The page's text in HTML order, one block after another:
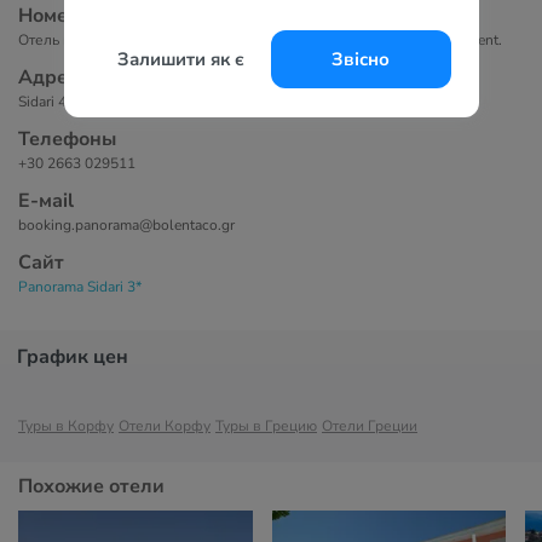
Залишити як є Звісно
Номера
Отель предлагает 180 комфортабельных номеров: Studio и Apartment.
Адрес
Sidari 49081, Corfu, Greece
Телефоны
+30 2663 029511
Е-маil
booking.panorama@bolentaco.gr
Сайт
Panorama Sidari 3*
График цен
Туры в Корфу Отели Корфу Туры в Грецию Отели Греции
Похожие отели